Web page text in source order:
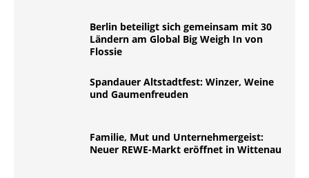
Berlin beteiligt sich gemeinsam mit 30
Ländern am Global Big Weigh In von
Flossie
Spandauer Altstadtfest: Winzer, Weine
und Gaumenfreuden
Familie, Mut und Unternehmergeist:
Neuer REWE-Markt eröffnet in Wittenau